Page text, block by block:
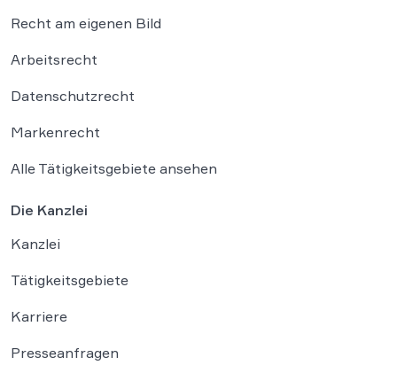
Recht am eigenen Bild
Arbeitsrecht
Datenschutzrecht
Markenrecht
Alle Tätigkeitsgebiete ansehen
Die Kanzlei
Kanzlei
Tätigkeitsgebiete
Karriere
Presseanfragen